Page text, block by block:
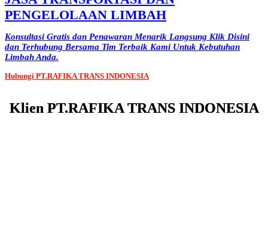
PENGELOLAAN LIMBAH
Konsultasi Gratis dan Penawaran Menarik Langsung Klik Disini
dan Terhubung Bersama Tim Terbaik Kami Untuk Kebutuhan
Limbah Anda.
Hubungi PT.RAFIKA TRANS INDONESIA
Klien PT.RAFIKA TRANS INDONESIA